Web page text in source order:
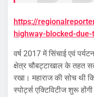
https://
highway-blocked-
वर्ष 2017 में सिंचाई एवं
क्षेत्र चौबट्टाखाल के तहत
रखा। महाराज की सोच थी
स्पोर्ट्स एक्टिविटीज शुरू